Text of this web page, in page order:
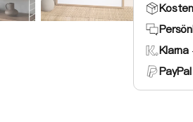
Klarna
PayPal